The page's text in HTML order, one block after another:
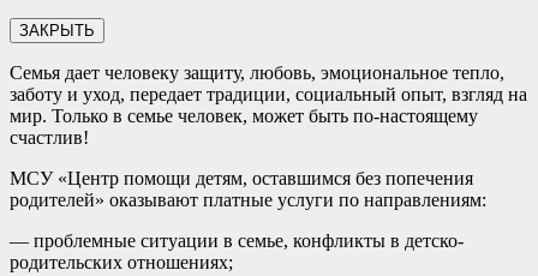
ЗАКРЫТЬ
Семья дает человеку защиту, любовь, эмоциональное тепло,
заботу и уход, передает традиции, социальный опыт, взгляд на
мир. Только в семье человек, может быть по-настоящему
счастлив!
МСУ «Центр помощи детям, оставшимся без попечения
родителей» оказывают платные услуги по направлениям:
— проблемные ситуации в семье, конфликты в детско-
родительских отношениях;